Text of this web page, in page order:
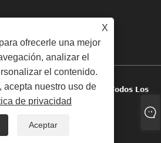
Dyfab Industry Co., Ltd. Todos Los
Reservados.
XML Política De Privacidad
X
ofrecerle una mejor
analizar el
el contenido.
acepta nuestro uso de
de privacidad
Aceptar